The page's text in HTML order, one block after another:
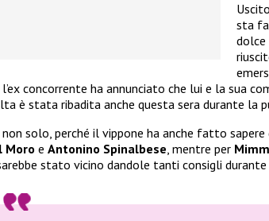
sta
dolce
l’ex concorrente ha annunciato che lui e la sua
è stata ribadita anche questa sera durante la
non solo, perché il vippone ha anche fatto
Moro e Antonino Spinalbese, mentre per
stato vicino dandole tanti consigli durante